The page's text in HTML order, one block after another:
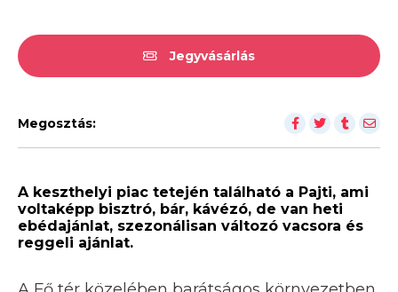
Jegyvásárlás
Megosztás:
A keszthelyi piac tetején található a Pajti, ami
voltaképp bisztró, bár, kávézó, de van heti
ebédajánlat, szezonálisan változó vacsora és
reggeli ajánlat.